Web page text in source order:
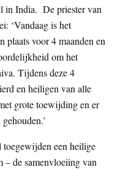
in India. De priester van
‘Vandaag is het
plaats voor 4 maanden en
om het
Tijdens deze 4
en heiligen van alle
grote toewijding en er
toegewijden een heilige
de samenvloeiing van